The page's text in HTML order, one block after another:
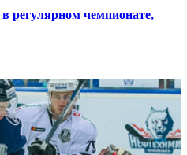
регулярном чемпионате,